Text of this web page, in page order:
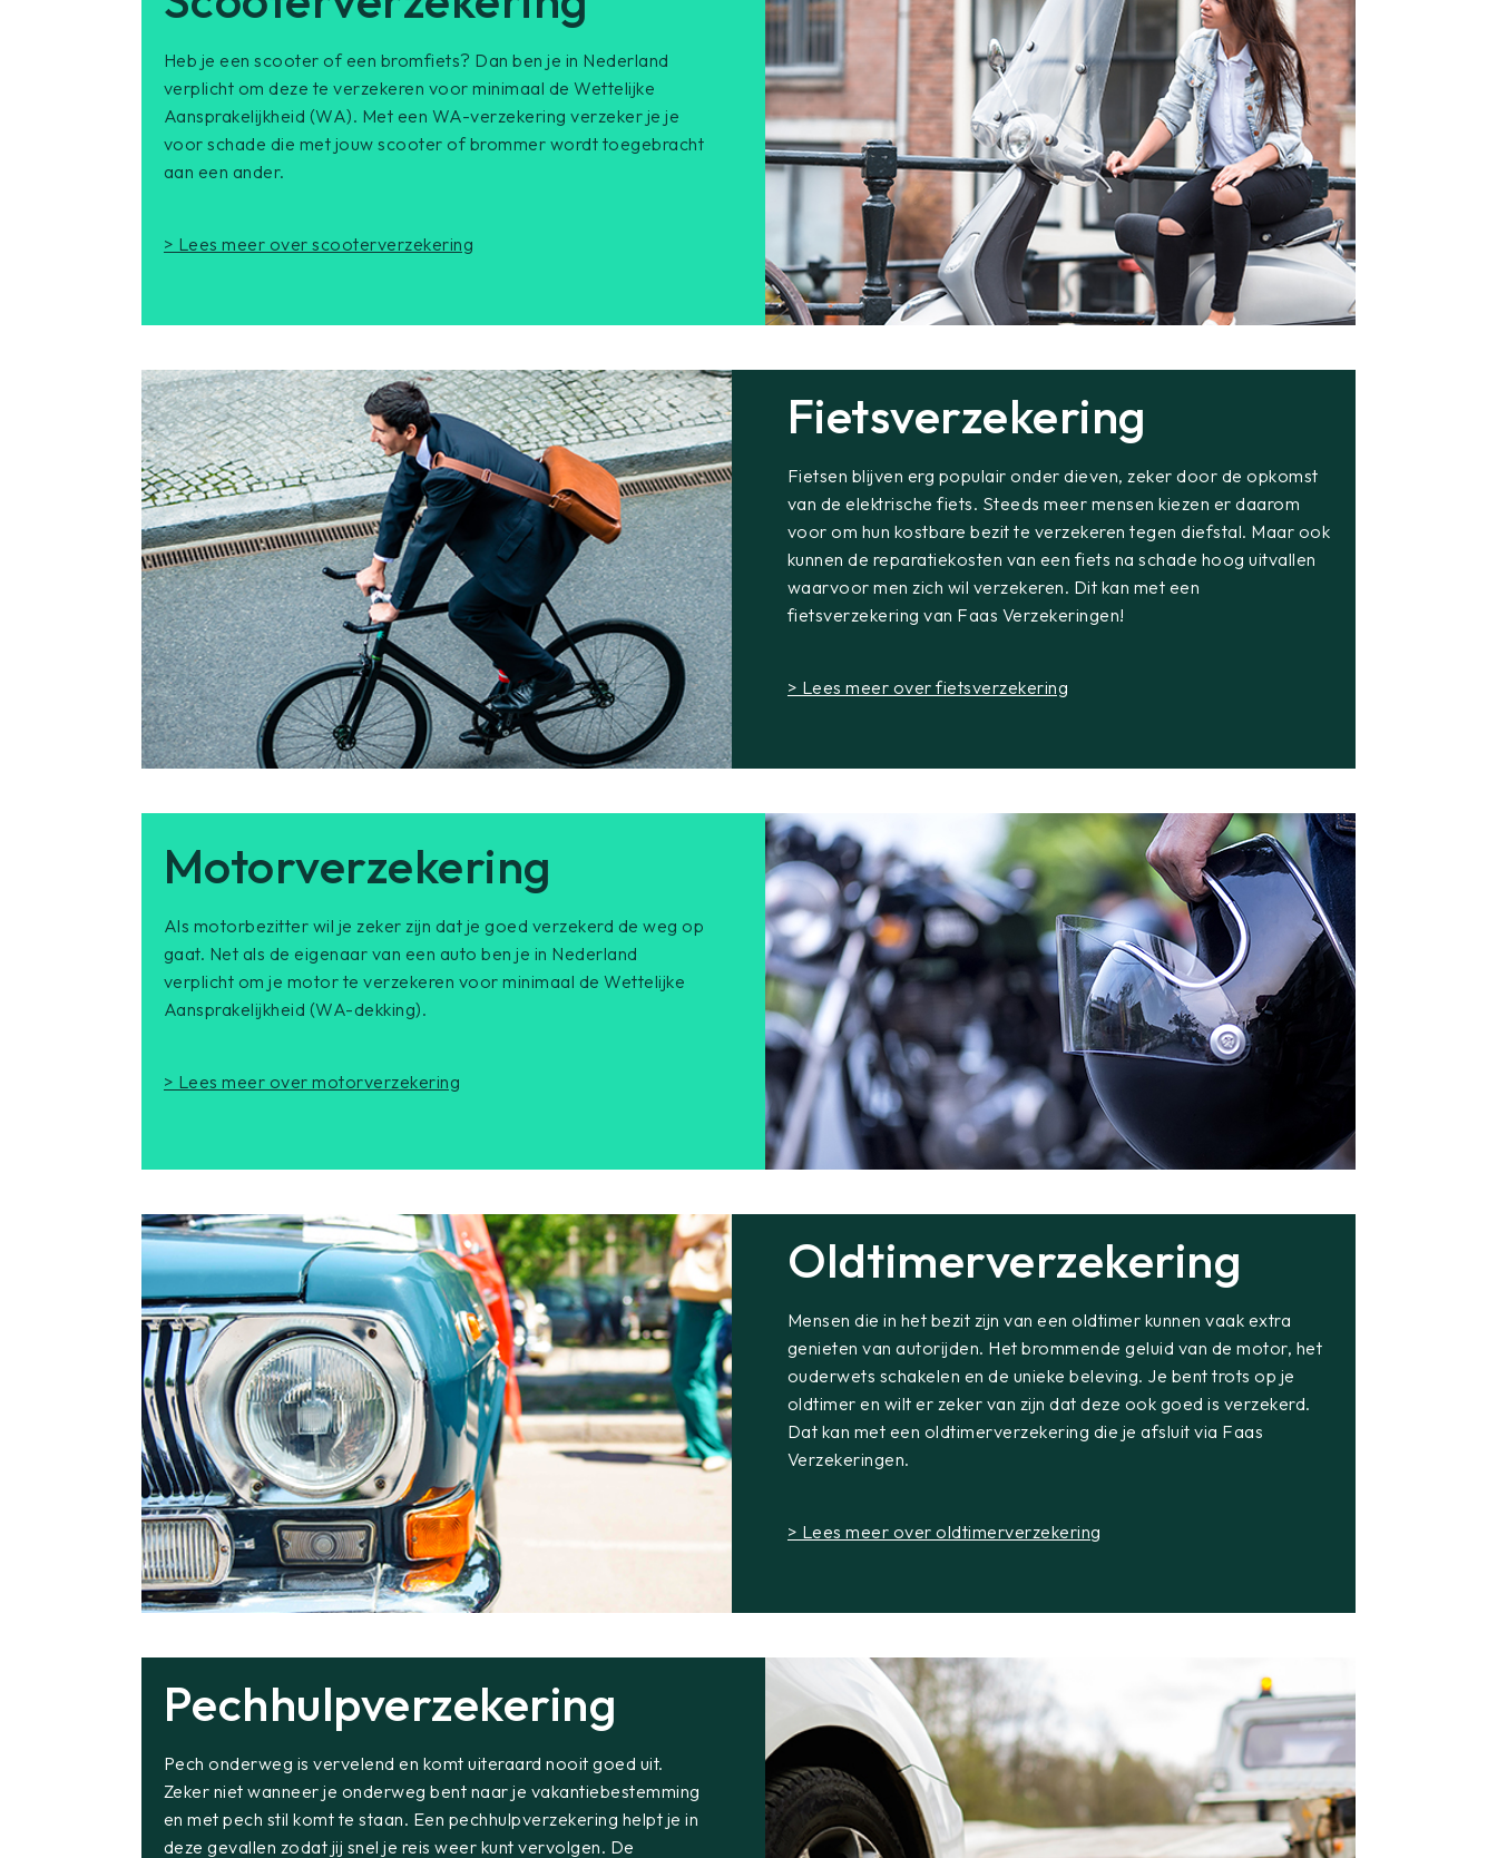
Heb je een scooter of een bromfiets? Dan ben je in Nederland
verplicht om deze te verzekeren voor minimaal de Wettelijke
Aansprakelijkheid (WA). Met een WA-verzekering verzeker je je
voor schade die met jouw scooter of brommer wordt toegebracht
aan een ander.
> Lees meer over scooterverzekering
Fietsverzekering
Fietsen blijven erg populair onder dieven, zeker door de opkomst
van de elektrische fiets. Steeds meer mensen kiezen er daarom
voor om hun kostbare bezit te verzekeren tegen diefstal. Maar ook
kunnen de reparatiekosten van een fiets na schade hoog uitvallen
waarvoor men zich wil verzekeren. Dit kan met een
fietsverzekering van Faas Verzekeringen!
> Lees meer over fietsverzekering
Motorverzekering
Als motorbezitter wil je zeker zijn dat je goed verzekerd de weg op
gaat. Net als de eigenaar van een auto ben je in Nederland
verplicht om je motor te verzekeren voor minimaal de Wettelijke
Aansprakelijkheid (WA-dekking).
> Lees meer over motorverzekering
Oldtimerverzekering
Mensen die in het bezit zijn van een oldtimer kunnen vaak extra
genieten van autorijden. Het brommende geluid van de motor, het
ouderwets schakelen en de unieke beleving. Je bent trots op je
oldtimer en wilt er zeker van zijn dat deze ook goed is verzekerd.
Dat kan met een oldtimerverzekering die je afsluit via Faas
Verzekeringen.
> Lees meer over oldtimerverzekering
Pechhulpverzekering
Pech onderweg is vervelend en komt uiteraard nooit goed uit.
Zeker niet wanneer je onderweg bent naar je vakantiebestemming
en met pech stil komt te staan. Een pechhulpverzekering helpt je in
deze gevallen zodat jij snel je reis weer kunt vervolgen. De